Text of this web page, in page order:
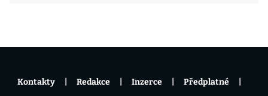
Kontakty Redakce Inzerce Předplatné